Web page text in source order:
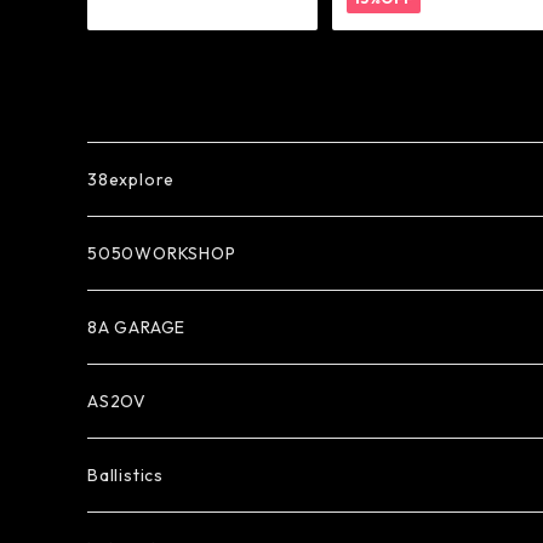
38explore
5050WORKSHOP
8A GARAGE
AS2OV
Ballistics